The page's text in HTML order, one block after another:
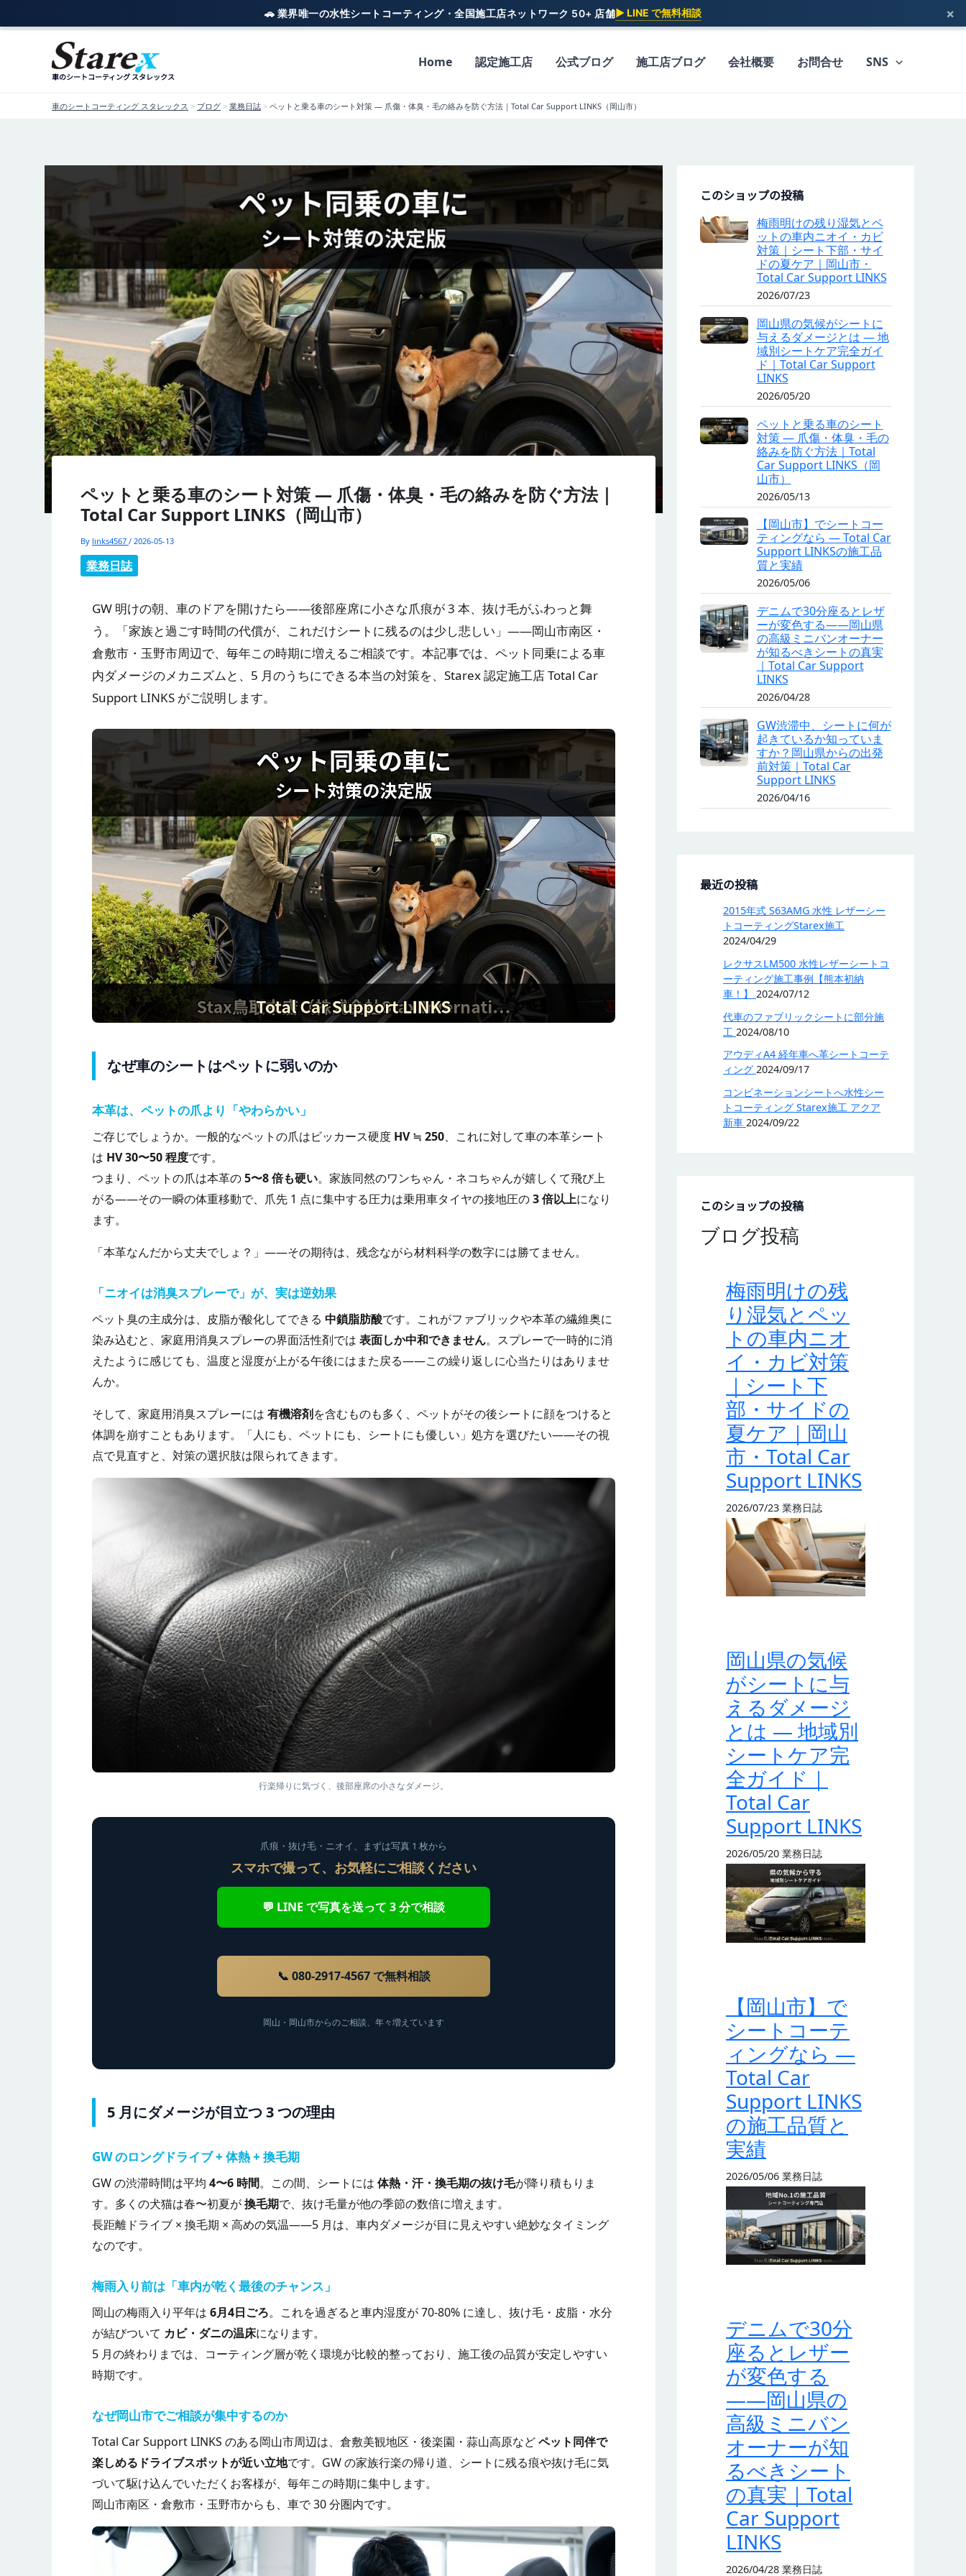
🚗 業界唯一の水性シートコーティング・全国施工店ネットワーク 50+ 店舗▶ LINE で無料相談 ×
車のシートコーティング スタレックス
Home 認定施工店 公式ブログ 施工店ブログ 会社概要 お問合せ SNS
車のシートコーティング スタレックス > ブログ > 業務日誌 > ペットと乗る車のシート対策 — 爪傷・体臭・毛の絡みを防ぐ方法｜Total Car Support LINKS（岡山市）
ペットと乗る車のシート対策 — 爪傷・体臭・毛の絡みを防ぐ方法｜
Total Car Support LINKS（岡山市）
By links4567 / 2026-05-13
業務日誌
GW 明けの朝、車のドアを開けたら——後部座席に小さな爪痕が 3 本、抜け毛がふわっと舞
う。「家族と過ごす時間の代償が、これだけシートに残るのは少し悲しい」——岡山市南区・
倉敷市・玉野市周辺で、毎年この時期に増えるご相談です。本記事では、ペット同乗による車
内ダメージのメカニズムと、5 月のうちにできる本当の対策を、Starex 認定施工店 Total Car
Support LINKS がご説明します。
なぜ車のシートはペットに弱いのか
本革は、ペットの爪より「やわらかい」
ご存じでしょうか。一般的なペットの爪はビッカース硬度 HV ≒ 250、これに対して車の本革シート
は HV 30〜50 程度です。
つまり、ペットの爪は本革の5〜8 倍も硬い。家族同然のワンちゃん・ネコちゃんが嬉しくて飛び上
がる——その一瞬の体重移動で、爪先 1 点に集中する圧力は乗用車タイヤの接地圧の3 倍以上になり
ます。
「本革なんだから丈夫でしょ？」——その期待は、残念ながら材料科学の数字には勝てません。
「ニオイは消臭スプレーで」が、実は逆効果
ペット臭の主成分は、皮脂が酸化してできる 中鎖脂肪酸です。これがファブリックや本革の繊維奥に
染み込むと、家庭用消臭スプレーの界面活性剤では 表面しか中和できません。スプレーで一時的に消
えたように感じても、温度と湿度が上がる午後にはまた戻る——この繰り返しに心当たりはありませ
んか。
そして、家庭用消臭スプレーには 有機溶剤を含むものも多く、ペットがその後シートに顔をつけると
体調を崩すこともあります。「人にも、ペットにも、シートにも優しい」処方を選びたい——その視
点で見直すと、対策の選択肢は限られてきます。
行楽帰りに気づく、後部座席の小さなダメージ。
爪痕・抜け毛・ニオイ、まずは写真 1 枚から
スマホで撮って、お気軽にご相談ください
💬 LINE で写真を送って 3 分で相談
📞 080-2917-4567 で無料相談
岡山・岡山市からのご相談、年々増えています
5 月にダメージが目立つ 3 つの理由
GW のロングドライブ + 体熱 + 換毛期
GW の渋滞時間は平均 4〜6 時間。この間、シートには 体熱・汗・換毛期の抜け毛が降り積もりま
す。多くの犬猫は春〜初夏が換毛期で、抜け毛量が他の季節の数倍に増えます。
長距離ドライブ × 換毛期 × 高めの気温——5 月は、車内ダメージが目に見えやすい絶妙なタイミング
なのです。
梅雨入り前は「車内が乾く最後のチャンス」
岡山の梅雨入り平年は 6月4日ごろ。これを過ぎると車内湿度が 70-80% に達し、抜け毛・皮脂・水分
が結びついて カビ・ダニの温床になります。
5 月の終わりまでは、コーティング層が乾く環境が比較的整っており、施工後の品質が安定しやすい
時期です。
なぜ岡山市でご相談が集中するのか
Total Car Support LINKS のある岡山市周辺は、倉敷美観地区・後楽園・蒜山高原などペット同伴で
楽しめるドライブスポットが近い立地です。GW の家族行楽の帰り道、シートに残る痕や抜け毛に気
づいて駆け込んでいただくお客様が、毎年この時期に集中します。
岡山市南区・倉敷市・玉野市からも、車で 30 分圏内です。
このショップの投稿
梅雨明けの残り湿気とペ
ットの車内ニオイ・カビ
対策｜シート下部・サイ
ドの夏ケア｜岡山市・
Total Car Support LINKS
2026/07/23
岡山県の気候がシートに
与えるダメージとは — 地
域別シートケア完全ガイ
ド｜Total Car Support
LINKS
2026/05/20
ペットと乗る車のシート
対策 — 爪傷・体臭・毛の
絡みを防ぐ方法｜Total
Car Support LINKS（岡
山市）
2026/05/13
【岡山市】でシートコー
ティングなら — Total Car
Support LINKSの施工品
質と実績
2026/05/06
デニムで30分座るとレザ
ーが変色する——岡山県
の高級ミニバンオーナー
が知るべきシートの真実
｜Total Car Support
LINKS
2026/04/28
GW渋滞中、シートに何が
起きているか知っていま
すか？岡山県からの出発
前対策｜Total Car
Support LINKS
2026/04/16
最近の投稿
2015年式 S63AMG 水性 レザーシー
トコーティングStarex施工
2024/04/29
レクサスLM500 水性レザーシートコ
ーティング施工事例【熊本初納
車！】 2024/07/12
代車のファブリックシートに部分施
工 2024/08/10
アウディA4 経年車へ革シートコーテ
ィング 2024/09/17
コンビネーションシートへ水性シー
トコーティング Starex施工 アクア
新車 2024/09/22
このショップの投稿
ブログ投稿
梅雨明けの残
り湿気とペッ
トの車内ニオ
イ・カビ対策
｜シート下
部・サイドの
夏ケア｜岡山
市・Total Car
Support LINKS
2026/07/23 業務日誌
岡山県の気候
がシートに与
えるダメージ
とは — 地域別
シートケア完
全ガイド｜
Total Car
Support LINKS
2026/05/20 業務日誌
【岡山市】で
シートコーテ
ィングなら —
Total Car
Support LINKS
の施工品質と
実績
2026/05/06 業務日誌
デニムで30分
座るとレザー
が変色する
——岡山県の
高級ミニバン
オーナーが知
るべきシート
の真実｜Total
Car Support
LINKS
2026/04/28 業務日誌